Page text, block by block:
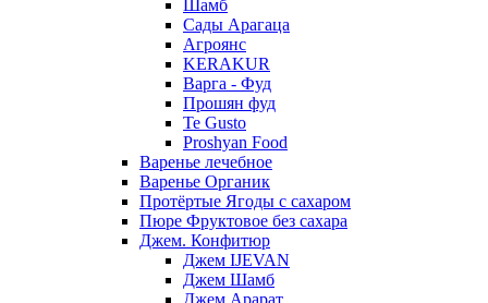
Шамб
Сады Арагаца
Агроянс
KERAKUR
Варга - Фуд
Прошян фуд
Te Gusto
Proshyan Food
Варенье лечебное
Варенье Органик
Протёртые Ягоды с сахаром
Пюре Фруктовое без сахара
Джем. Конфитюр
Джем IJEVAN
Джем Шамб
Джем Арарат